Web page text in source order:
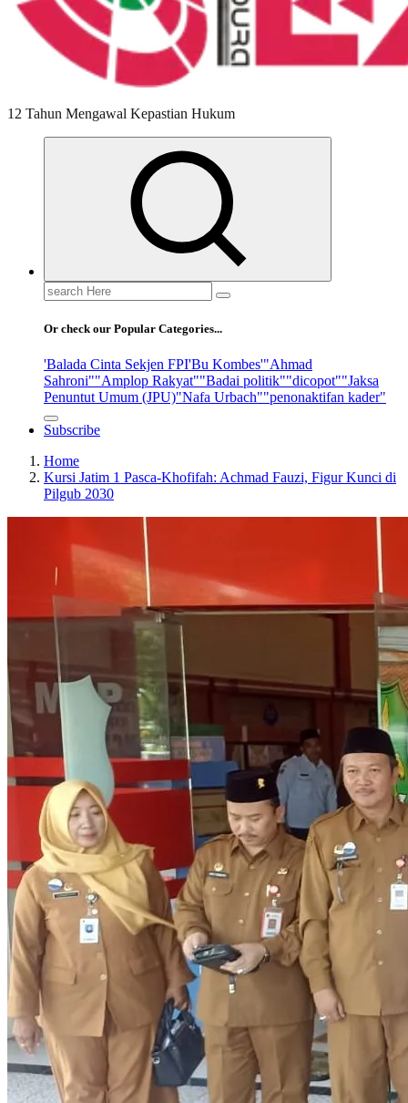
12 Tahun Mengawal Kepastian Hukum
Search
for:
Or check our Popular Categories...
'Balada Cinta Sekjen FPI'Bu Kombes'"Ahmad
Sahroni""Amplop Rakyat""Badai politik""dicopot""Jaksa
Penuntut Umum (JPU)"Nafa Urbach""penonaktifan kader"
Subscribe
Home
Kursi Jatim 1 Pasca-Khofifah: Achmad Fauzi, Figur Kunci di
Pilgub 2030